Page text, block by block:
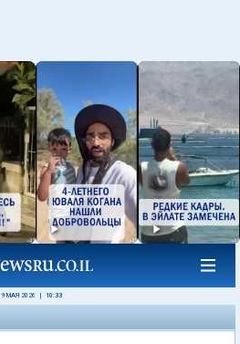
МАЯ 2026 10:33